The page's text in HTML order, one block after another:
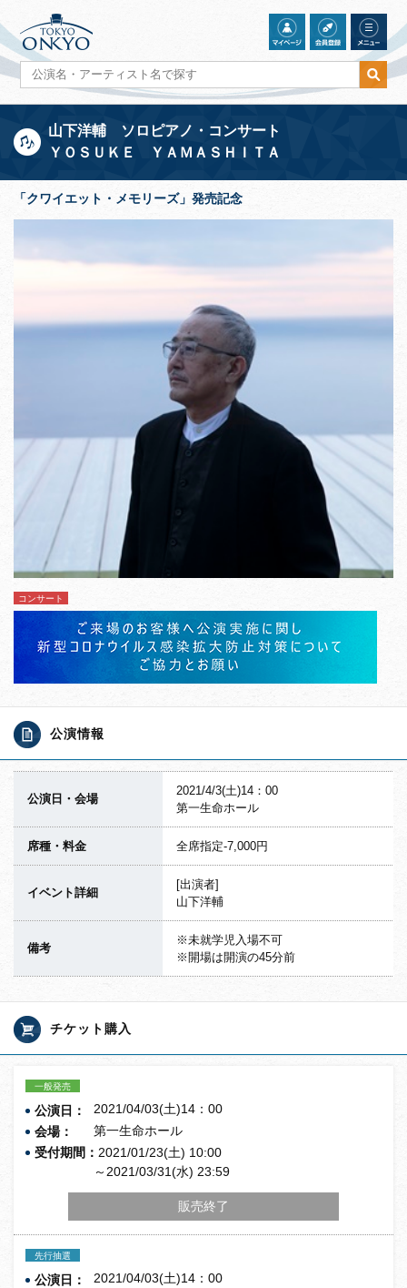
山下洋輔 ソロピアノ・コンサート
ＹＯＳＵＫＥ ＹＡＭＡＳＨＩＴＡ
「クワイエット・メモリーズ」発売記念
コンサート
公演情報
公演日・会場
2021/4/3(土)14：00
第一生命ホール
席種・料金 全席指定-7,000円
イベント詳細
[出演者]
山下洋輔
備考
※未就学児入場不可
※開場は開演の45分前
チケット購入
一般発売
公演日：
2021/04/03(土)14：00
会場：
第一生命ホール
受付期間： 2021/01/23(土) 10:00
～2021/03/31(水) 23:59
販売終了
先行抽選
公演日：
2021/04/03(土)14：00